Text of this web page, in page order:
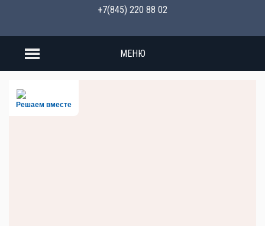
+7(845) 220 88 02
МЕНЮ
Решаем вместе